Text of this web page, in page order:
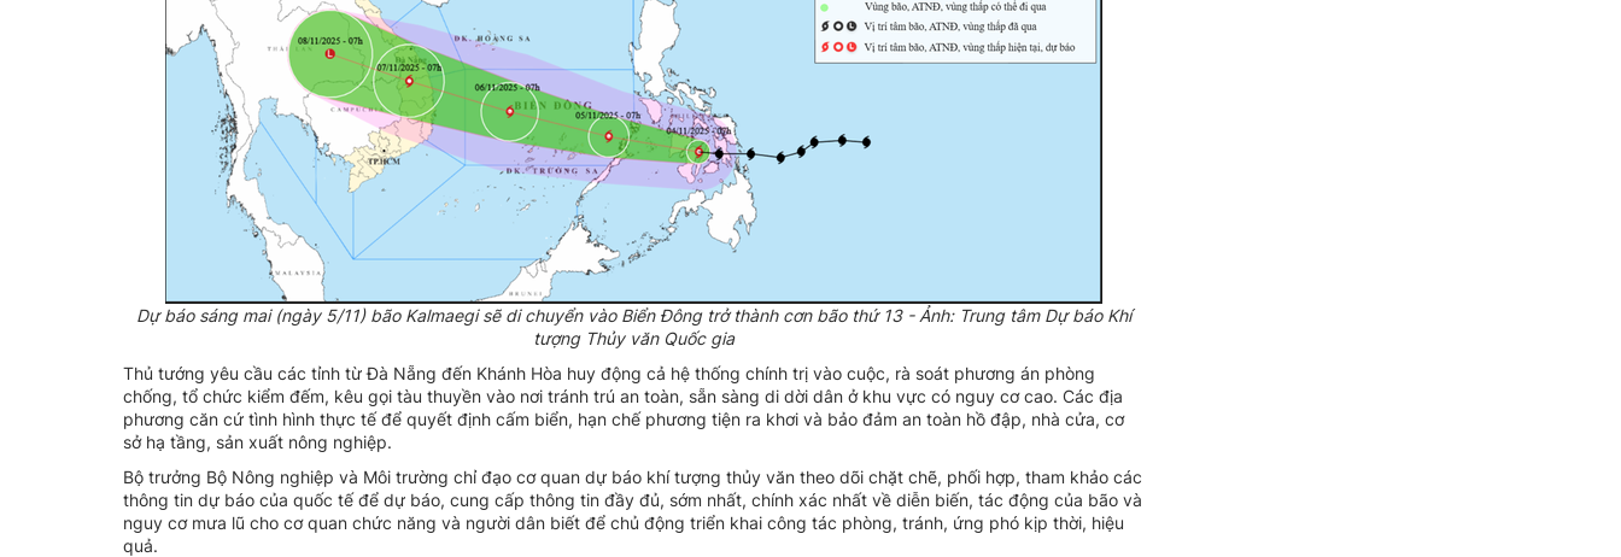
Dự báo sáng mai (ngày 5/11) bão Kalmaegi sẽ di chuyển vào Biển Đông trở thành cơn bão thứ 13 - Ảnh: Trung tâm Dự báo Khí
tượng Thủy văn Quốc gia
Thủ tướng yêu cầu các tỉnh từ Đà Nẵng đến Khánh Hòa huy động cả hệ thống chính trị vào cuộc, rà soát phương án phòng
chống, tổ chức kiểm đếm, kêu gọi tàu thuyền vào nơi tránh trú an toàn, sẵn sàng di dời dân ở khu vực có nguy cơ cao. Các địa
phương căn cứ tình hình thực tế để quyết định cấm biển, hạn chế phương tiện ra khơi và bảo đảm an toàn hồ đập, nhà cửa, cơ
sở hạ tầng, sản xuất nông nghiệp.
Bộ trưởng Bộ Nông nghiệp và Môi trường chỉ đạo cơ quan dự báo khí tượng thủy văn theo dõi chặt chẽ, phối hợp, tham khảo các
thông tin dự báo của quốc tế để dự báo, cung cấp thông tin đầy đủ, sớm nhất, chính xác nhất về diễn biến, tác động của bão và
nguy cơ mưa lũ cho cơ quan chức năng và người dân biết để chủ động triển khai công tác phòng, tránh, ứng phó kịp thời, hiệu
quả.